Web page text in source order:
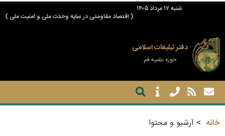
شنبه ۱۷ مرداد ۱۴۰۵
( اقتصاد مقاومتی در سایه وحدت ملی و امنیت ملی )
دفتر تبلیغات اسلامی
حوزه علمیه قم
خانه آرشیو و محتوا